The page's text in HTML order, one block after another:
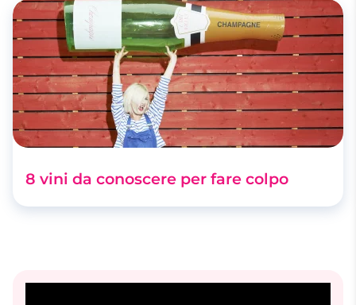
8 vini da conoscere per fare colpo